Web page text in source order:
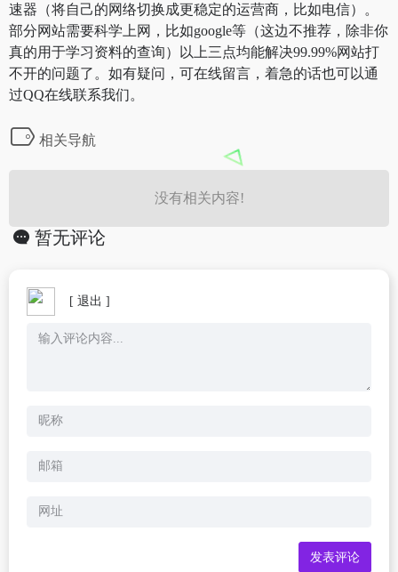
速器（将自己的网络切换成更稳定的运营商，比如电信）。
部分网站需要科学上网，比如google等（这边不推荐，除非你
真的用于学习资料的查询）以上三点均能解决99.99%网站打
不开的问题了。如有疑问，可在线留言，着急的话也可以通
过QQ在线联系我们。
相关导航
没有相关内容!
暂无评论
[ 退出 ]